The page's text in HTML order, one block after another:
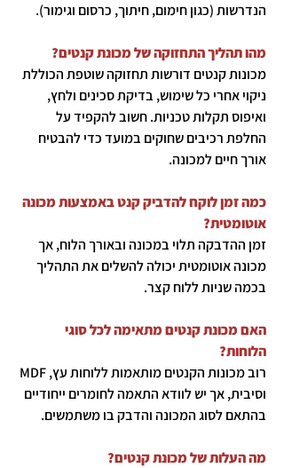
הנדרשות (כגון חימום, חיתוך, כרסום וגימור).
מהו תהליך התחזוקה של מכונת קנטים?
מכונות קנטים דורשות תחזוקה שוטפת הכוללת
ניקוי אחרי כל שימוש, בדיקת סכינים ולחץ,
ואיפוס תקלות טכניות. חשוב להקפיד על
החלפת רכיבים שחוקים במועד כדי להבטיח
אורך חיים למכונה.
כמה זמן לוקח להדביק קנט באמצעות מכונה
אוטומטית?
זמן ההדבקה תלוי במכונה ובאורך הלוח, אך
מכונה אוטומטית יכולה להשלים את התהליך
בכמה שניות ללוח קצר.
האם מכונת קנטים מתאימה לכל סוגי
הלוחות?
רוב מכונות הקנטים מותאמות ללוחות עץ, MDF
וסיבית, אך יש לוודא התאמה לחומרים ייחודיים
בהתאם לסוג המכונה והדבק בו משתמשים.
מה העלות של מכונת קנטים?